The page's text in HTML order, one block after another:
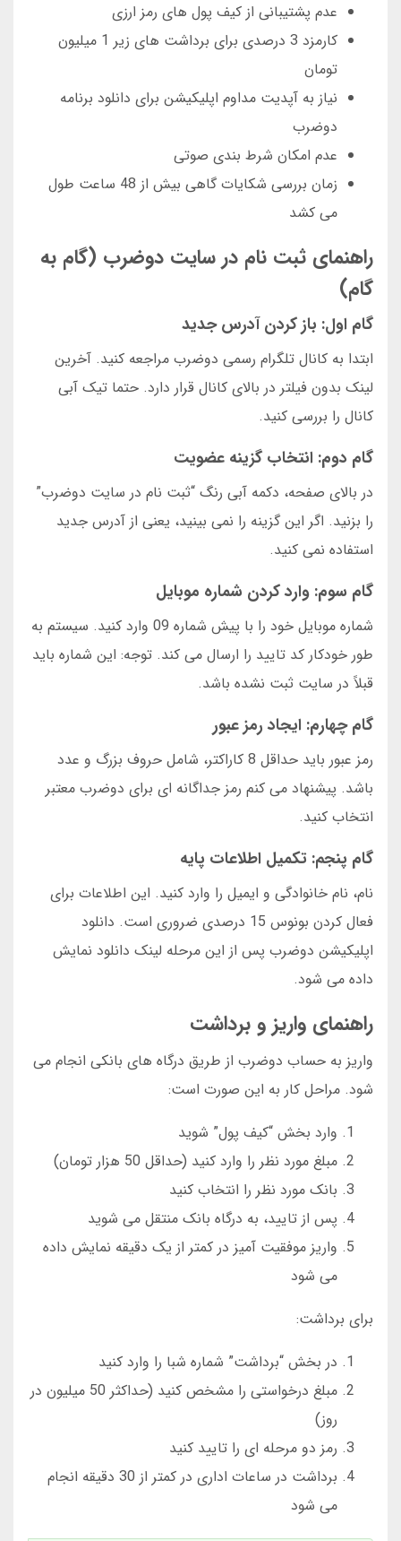
عدم پشتیبانی از کیف پول های رمز ارزی
کارمزد 3 درصدی برای برداشت های زیر 1 میلیون
تومان
نیاز به آپدیت مداوم اپلیکیشن برای دانلود برنامه
دوضرب
عدم امکان شرط بندی صوتی
زمان بررسی شکایات گاهی بیش از 48 ساعت طول
می کشد
راهنمای ثبت نام در سایت دوضرب (گام به
گام)
گام اول: باز کردن آدرس جدید
ابتدا به کانال تلگرام رسمی دوضرب مراجعه کنید. آخرین
لینک بدون فیلتر در بالای کانال قرار دارد. حتما تیک آبی
کانال را بررسی کنید.
گام دوم: انتخاب گزینه عضویت
در بالای صفحه، دکمه آبی رنگ “ثبت نام در سایت دوضرب”
را بزنید. اگر این گزینه را نمی بینید، یعنی از آدرس جدید
استفاده نمی کنید.
گام سوم: وارد کردن شماره موبایل
شماره موبایل خود را با پیش شماره 09 وارد کنید. سیستم به
طور خودکار کد تایید را ارسال می کند. توجه: این شماره باید
قبلاً در سایت ثبت نشده باشد.
گام چهارم: ایجاد رمز عبور
رمز عبور باید حداقل 8 کاراکتر، شامل حروف بزرگ و عدد
باشد. پیشنهاد می کنم رمز جداگانه ای برای دوضرب معتبر
انتخاب کنید.
گام پنجم: تکمیل اطلاعات پایه
نام، نام خانوادگی و ایمیل را وارد کنید. این اطلاعات برای
فعال کردن بونوس 15 درصدی ضروری است. دانلود
اپلیکیشن دوضرب پس از این مرحله لینک دانلود نمایش
داده می شود.
راهنمای واریز و برداشت
واریز به حساب دوضرب از طریق درگاه های بانکی انجام می
شود. مراحل کار به این صورت است:
وارد بخش “کیف پول” شوید
مبلغ مورد نظر را وارد کنید (حداقل 50 هزار تومان)
بانک مورد نظر را انتخاب کنید
پس از تایید، به درگاه بانک منتقل می شوید
واریز موفقیت آمیز در کمتر از یک دقیقه نمایش داده
می شود
برای برداشت:
در بخش “برداشت” شماره شبا را وارد کنید
مبلغ درخواستی را مشخص کنید (حداکثر 50 میلیون در
روز)
رمز دو مرحله ای را تایید کنید
برداشت در ساعات اداری در کمتر از 30 دقیقه انجام
می شود